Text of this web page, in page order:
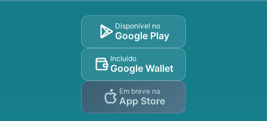
Disponível no
Google Play
Incluído
Google Wallet
Em breve na
App Store